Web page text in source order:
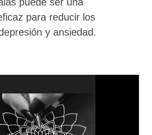
para reducir los
y ansiedad.